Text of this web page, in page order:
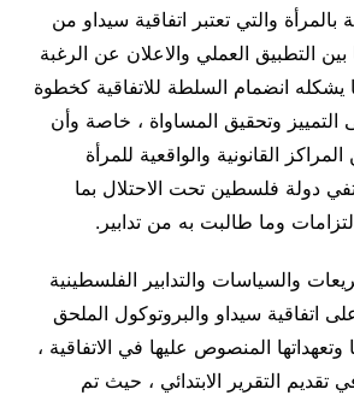
بالمرأة والتي تعتبر اتفاقية سيداو من
التطبيق العملي والاعلان عن الرغبة
يشكله انضمام السلطة للاتفاقية كخطوة
وتحقيق المساواة ، خاصة وأن
القانونية والواقعية للمرأة
دولة فلسطين تحت الاحتلال بما
وما طالبت به من تدابير.
والسياسات والتدابير الفلسطينية
اتفاقية سيداو والبروتوكول الملحق
وتعهداتها المنصوص عليها في الاتفاقية ،
التقرير الابتدائي ، حيث تم